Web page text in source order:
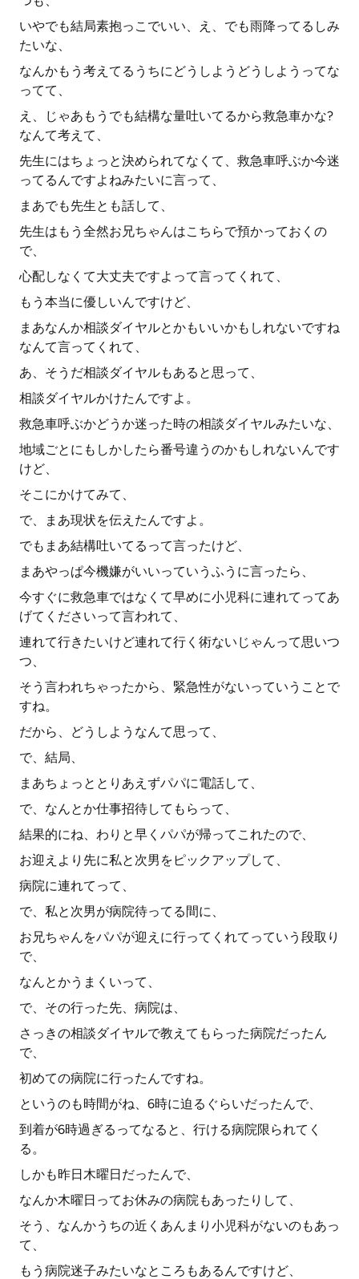
いやでも結局素抱っこでいい、え、でも雨降ってるしみ
たいな、
なんかもう考えてるうちにどうしようどうしようってな
ってて、
え、じゃあもうでも結構な量吐いてるから救急車かな?
なんて考えて、
先生にはちょっと決められてなくて、救急車呼ぶか今迷
ってるんですよねみたいに言って、
まあでも先生とも話して、
先生はもう全然お兄ちゃんはこちらで預かっておくの
で、
心配しなくて大丈夫ですよって言ってくれて、
もう本当に優しいんですけど、
まあなんか相談ダイヤルとかもいいかもしれないですね
なんて言ってくれて、
あ、そうだ相談ダイヤルもあると思って、
相談ダイヤルかけたんですよ。
救急車呼ぶかどうか迷った時の相談ダイヤルみたいな、
地域ごとにもしかしたら番号違うのかもしれないんです
けど、
そこにかけてみて、
で、まあ現状を伝えたんですよ。
でもまあ結構吐いてるって言ったけど、
まあやっぱ今機嫌がいいっていうふうに言ったら、
今すぐに救急車ではなくて早めに小児科に連れてってあ
げてくださいって言われて、
連れて行きたいけど連れて行く術ないじゃんって思いつ
つ、
そう言われちゃったから、緊急性がないっていうことで
すね。
だから、どうしようなんて思って、
で、結局、
まあちょっととりあえずパパに電話して、
で、なんとか仕事招待してもらって、
結果的にね、わりと早くパパが帰ってこれたので、
お迎えより先に私と次男をピックアップして、
病院に連れてって、
で、私と次男が病院待ってる間に、
お兄ちゃんをパパが迎えに行ってくれてっていう段取り
で、
なんとかうまくいって、
で、その行った先、病院は、
さっきの相談ダイヤルで教えてもらった病院だったん
で、
初めての病院に行ったんですね。
というのも時間がね、6時に迫るぐらいだったんで、
到着が6時過ぎるってなると、行ける病院限られてく
る。
しかも昨日木曜日だったんで、
なんか木曜日ってお休みの病院もあったりして、
そう、なんかうちの近くあんまり小児科がないのもあっ
て、
もう病院迷子みたいなところもあるんですけど、